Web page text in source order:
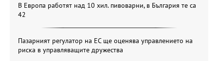
В Европа работят над 10 хил. пивоварни, в България те са
42
Пазарният регулатор на ЕС ще оценява управлението на
риска в управляващите дружества